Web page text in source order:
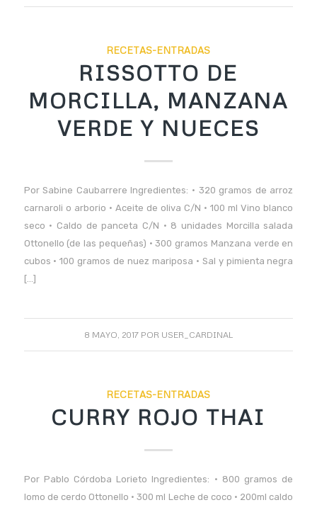
RECETAS-ENTRADAS
RISSOTTO DE
MORCILLA, MANZANA
VERDE Y NUECES
Por Sabine Caubarrere Ingredientes: • 320 gramos de arroz
carnaroli o arborio • Aceite de oliva C/N • 100 ml Vino blanco
seco • Caldo de panceta C/N • 8 unidades Morcilla salada
Ottonello (de las pequeñas) • 300 gramos Manzana verde en
cubos • 100 gramos de nuez mariposa • Sal y pimienta negra
[…]
8 MAYO, 2017 POR USER_CARDINAL
RECETAS-ENTRADAS
CURRY ROJO THAI
Por Pablo Córdoba Lorieto Ingredientes: • 800 gramos de
lomo de cerdo Ottonello • 300 ml Leche de coco • 200ml caldo